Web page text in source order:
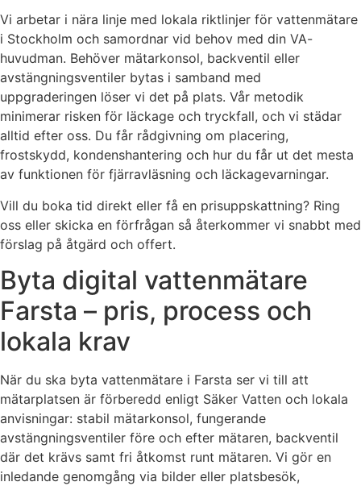
Vi arbetar i nära linje med lokala riktlinjer för vattenmätare
i Stockholm och samordnar vid behov med din VA-
huvudman. Behöver mätarkonsol, backventil eller
avstängningsventiler bytas i samband med
uppgraderingen löser vi det på plats. Vår metodik
minimerar risken för läckage och tryckfall, och vi städar
alltid efter oss. Du får rådgivning om placering,
frostskydd, kondenshantering och hur du får ut det mesta
av funktionen för fjärravläsning och läckagevarningar.
Vill du boka tid direkt eller få en prisuppskattning? Ring
oss eller skicka en förfrågan så återkommer vi snabbt med
förslag på åtgärd och offert.
Byta digital vattenmätare
Farsta – pris, process och
lokala krav
När du ska byta vattenmätare i Farsta ser vi till att
mätarplatsen är förberedd enligt Säker Vatten och lokala
anvisningar: stabil mätarkonsol, fungerande
avstängningsventiler före och efter mätaren, backventil
där det krävs samt fri åtkomst runt mätaren. Vi gör en
inledande genomgång via bilder eller platsbesök,